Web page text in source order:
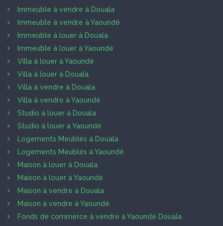
Immeuble à vendre à Douala
Immeuble à vendre à Yaoundé
Immeuble à louer à Douala
Immeuble à louer à Yaoundé
Villa à louer à Yaoundé
Villa à louer à Douala
Villa à vendre à Douala
Villa à vendre à Yaoundé
Studio à louer à Douala
Studio à louer à Yaoundé
Logements Meublés à Douala
Logements Meublés à Yaoundé
Maison à louer à Douala
Maison à louer à Yaoundé
Maison à vendre à Douala
Maison à vendre à Yaoundé
Fonds de commerce à vendre à Yaoundé Douala